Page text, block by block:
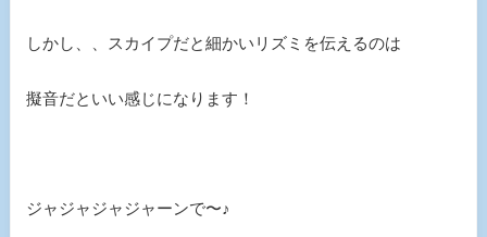
しかし、、スカイプだと細かいリズミを伝えるのは
擬音だといい感じになります！
ジャジャジャジャーンで〜♪